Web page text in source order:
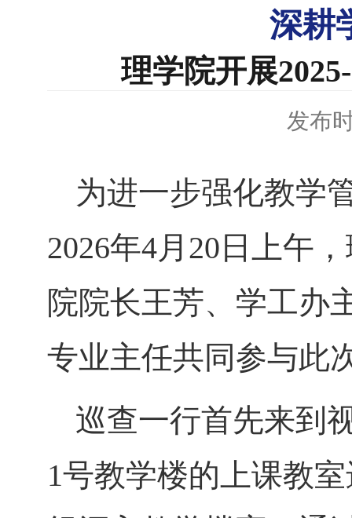
深耕
理学院开展
发布
为进一步强化教学
2026年4月20日上午
院院长王芳、学工办
专业主任共同参与此
巡查一行首先来到
1号教学楼的上课教